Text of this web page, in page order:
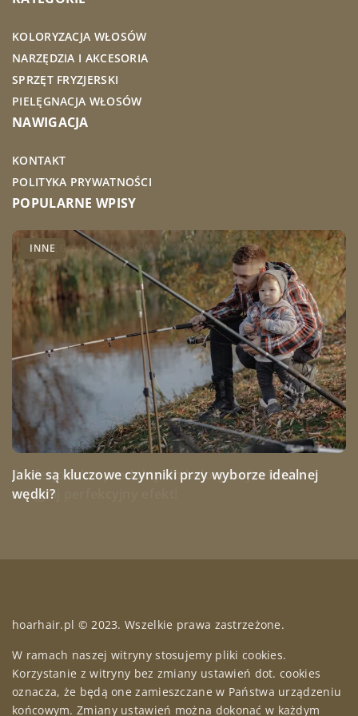
KOLORYZACJA WŁOSÓW
NARZĘDZIA I AKCESORIA
SPRZĘT FRYZJERSKI
PIELĘGNACJA WŁOSÓW
NAWIGACJA
KONTAKT
POLITYKA PRYWATNOŚCI
POPULARNE WPISY
PIELĘGNACJA WŁOSÓW SZAMPONY
Profesjonalne produkty do koloryzacji włosów –
osiągnij perfekcyjny efekt!
INNE
Jak wybrać idealne kolumny głośnikowe do
domowego kina?
INNE
Jakie są kluczowe czynniki przy wyborze idealnej
wędki?
hoarhair.pl © 2023. Wszelkie prawa zastrzeżone.
W ramach naszej witryny stosujemy pliki cookies.
Korzystanie z witryny bez zmiany ustawień dot. cookies
oznacza, że będą one zamieszczane w Państwa urządzeniu
końcowym. Zmiany ustawień można dokonać w każdym